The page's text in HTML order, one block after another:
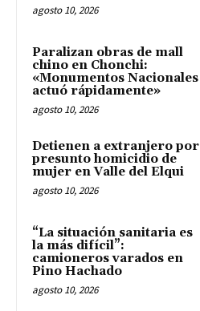
agosto 10, 2026
Paralizan obras de mall
chino en Chonchi:
«Monumentos Nacionales
actuó rápidamente»
agosto 10, 2026
Detienen a extranjero por
presunto homicidio de
mujer en Valle del Elqui
agosto 10, 2026
“La situación sanitaria es
la más difícil”:
camioneros varados en
Pino Hachado
agosto 10, 2026